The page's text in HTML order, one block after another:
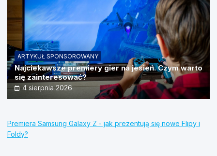
ARTYKUŁ SPONSOROWANY
Najciekawsze premiery gier na jesień. Czym warto
się zainteresować?
4 sierpnia 2026
Premiera Samsung Galaxy Z - jak prezentują się nowe Flipy i
Foldy?